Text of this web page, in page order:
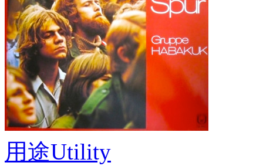
用途Utility